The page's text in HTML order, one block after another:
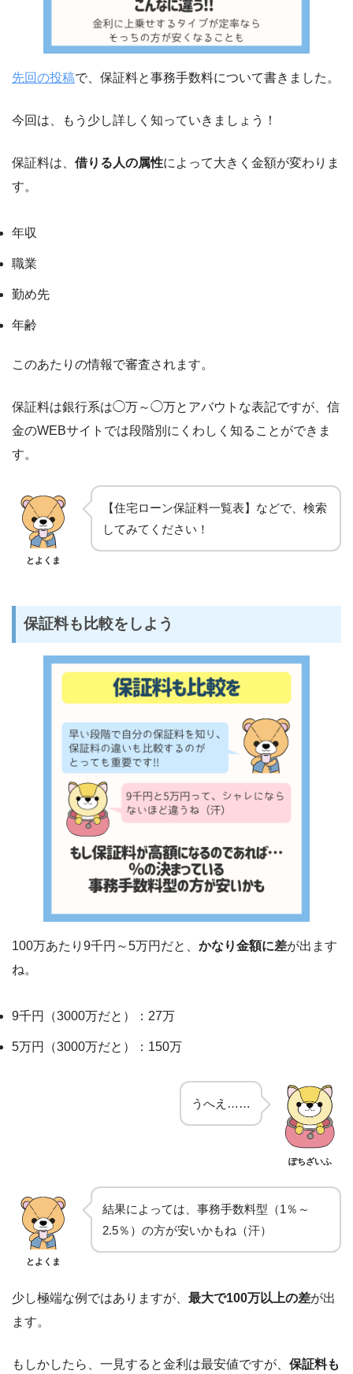
先回の投稿で、保証料と事務手数料について書きました。
今回は、もう少し詳しく知っていきましょう！
保証料は、 借りる人の属性によって大きく金額が変わりま
す。
年収
職業
勤め先
年齢
このあたりの情報で審査されます。
保証料は銀行系は◯万～◯万とアバウトな表記ですが、信
金のWEBサイトでは段階別にくわしく知ることができま
す。
とよくま
【住宅ローン保証料一覧表】などで、検索
してみてください！
保証料も比較をしよう
100万あたり9千円～5万円だと、 かなり金額に差が出ます
ね。
9千円（3000万だと）：27万
5万円（3000万だと）：150万
うへえ……
ぽちざいふ
とよくま
結果によっては、事務手数料型（1％～
2.5％）の方が安いかもね（汗）
少し極端な例ではありますが、 最大で100万以上の差が出
ます。
もしかしたら、一見すると金利は最安値ですが、 保証料も